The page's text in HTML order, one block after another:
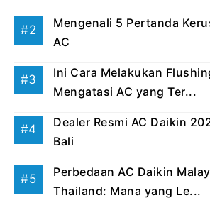
Mengenali 5 Pertanda
AC
Ini Cara Melakukan
Mengatasi AC yang Ter...
Dealer Resmi AC Daikin
Bali
Perbedaan AC Daikin
Thailand: Mana yang Le...